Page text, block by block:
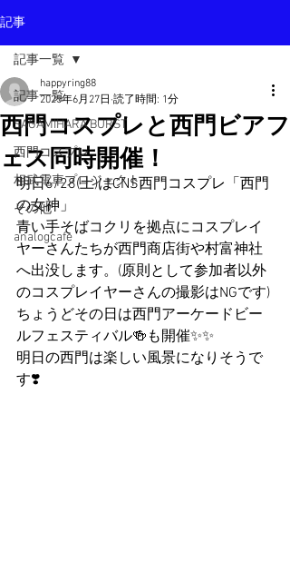
記事
記事一覧
SAGAMIHARA BURST
西門コスプレ
相武電車プロジェクト
その他
analogcafe
記事一覧
西門コスプレと西門ビアフ
ェス同時開催！
happyring88
2025年6月27日 読了時間: 1分
明日6/28(土)はCNS西門コスプレ「西門
の女神」
青い手そばコクリを拠点にコスプレイ
ヤーさんたちが西門商店街や村富神社
へ出没します。(原則として参加者以外
のコスプレイヤーさんの撮影はNGです)
ちょうどその日は西門アーケードビー
ルフェスティバル🍻も開催✨✨
明日の西門は楽しい風景になりそうで
す❣️